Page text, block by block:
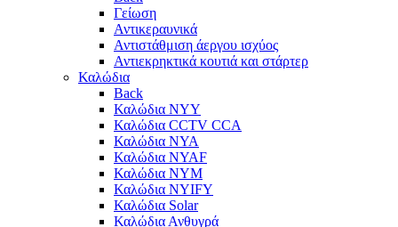
Γείωση
Αντικεραυνικά
Αντιστάθμιση άεργου ισχύος
Αντιεκρηκτικά κουτιά και στάρτερ
Καλώδια
Back
Καλώδια NYY
Καλώδια CCTV CCA
Καλώδια NYA
Καλώδια NYAF
Καλώδια NYΜ
Καλώδια ΝΥΙFY
Καλώδια Solar
Καλώδια Ανθυγρά